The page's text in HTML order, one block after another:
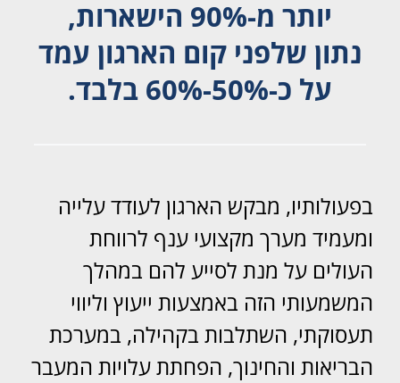
יותר מ-90% הישארות,
נתון שלפני קום הארגון עמד
על כ-50%-60% בלבד.
בפעולותיו, מבקש הארגון לעודד עלייה
ומעמיד מערך מקצועי ענף לרווחת
העולים על מנת לסייע להם במהלך
המשמעותי הזה באמצעות ייעוץ וליווי
תעסוקתי, השתלבות בקהילה, במערכת
הבריאות והחינוך, הפחתת עלויות המעבר